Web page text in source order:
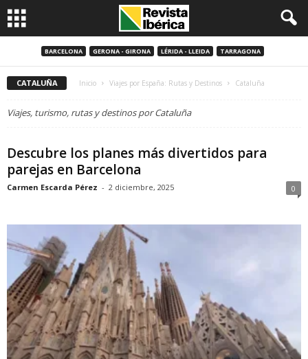
BARCELONA GERONA - GIRONA LÉRIDA - LLEIDA TARRAGONA
CATALUÑA Inicio Viajes por España: Rutas y Destinos Cataluña
Viajes, turismo, rutas y destinos por Cataluña
Descubre los planes más divertidos para
parejas en Barcelona
Carmen Escarda Pérez - 2 diciembre, 2025 0